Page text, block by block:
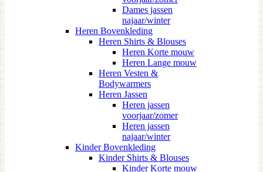
Dames jassen
najaar/winter
Heren Bovenkleding
Heren Shirts & Blouses
Heren Korte mouw
Heren Lange mouw
Heren Vesten &
Bodywarmers
Heren Jassen
Heren jassen
voorjaar/zomer
Heren jassen
najaar/winter
Kinder Bovenkleding
Kinder Shirts & Blouses
Kinder Korte mouw